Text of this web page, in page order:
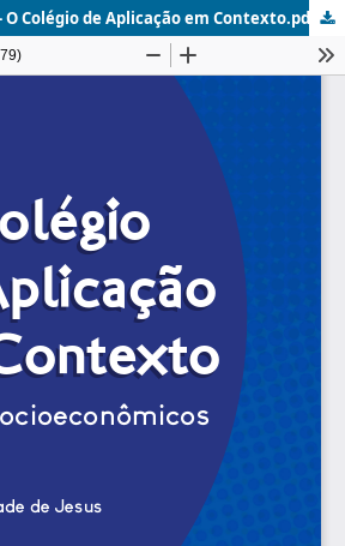
- O Colégio de Aplicação em Contexto.pdf